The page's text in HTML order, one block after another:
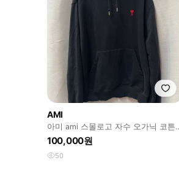
AMI
아미 ami 스몰로고 자수 오가닉 코튼
후드티 XXL(XL~2XL)
100,000원
50